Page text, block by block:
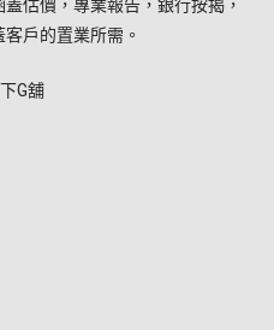
估價，專業報告，銀行按揭，
戶的置業所需。
G舖